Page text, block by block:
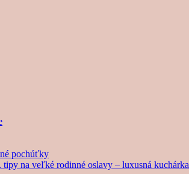
pochúťky
na veľké rodinné oslavy – luxusná kuchárka